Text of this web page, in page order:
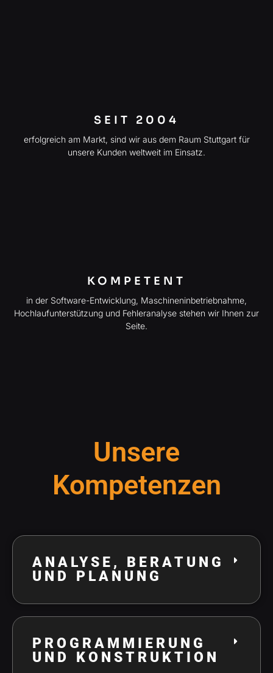
SEIT 2004
erfolgreich am Markt, sind wir aus dem Raum Stuttgart für
unsere Kunden weltweit im Einsatz.
KOMPETENT
in der Software-Entwicklung, Maschineninbetriebnahme,
Hochlaufunterstützung und Fehleranalyse stehen wir Ihnen zur
Seite.
Unsere
Kompetenzen
ANALYSE, BERATUNG
UND PLANUNG
PROGRAMMIERUNG
UND KONSTRUKTION